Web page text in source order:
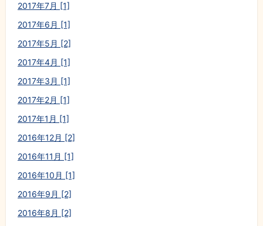
2017年7月 [1]
2017年6月 [1]
2017年5月 [2]
2017年4月 [1]
2017年3月 [1]
2017年2月 [1]
2017年1月 [1]
2016年12月 [2]
2016年11月 [1]
2016年10月 [1]
2016年9月 [2]
2016年8月 [2]